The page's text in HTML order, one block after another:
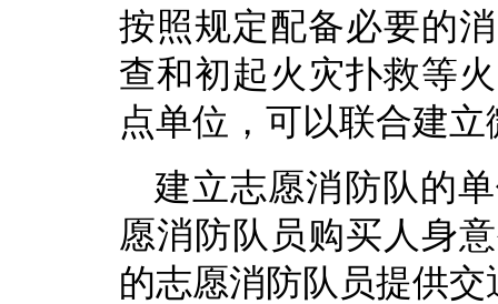
按照规定配备必要的
查和初起火灾扑救等
点单位，可以联合建
建立志愿消防队的
愿消防队员购买人身
的志愿消防队员提供